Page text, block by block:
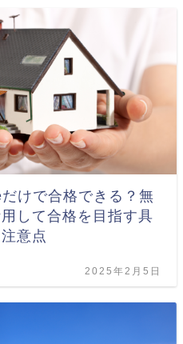
けで合格できる？無
して合格を目指す具
意点
2025年2月5日